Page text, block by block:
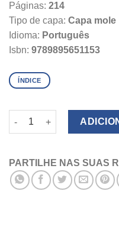
Páginas: 214
Tipo de capa: Capa mole
Idioma: Português
Isbn: 9789895651153
ÍNDICE
Quantidade de Exercícios
PARTILHE NAS SUAS